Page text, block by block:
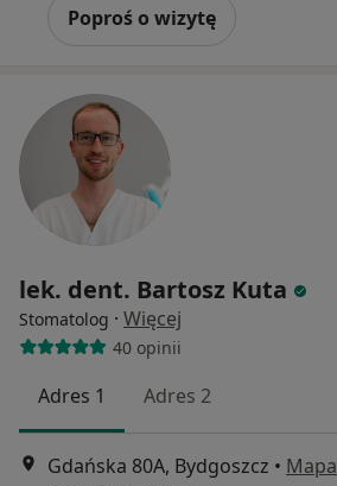
Poproś o wizytę
lek. dent. Bartosz Kuta
Stomatolog · Więcej
40 opinii
Adres 1 Adres 2
Gdańska 80A, Bydgoszcz • Mapa